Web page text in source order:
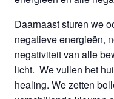
Daarnaast sturen we
negatieve energieën,
negativiteit van alle
licht. We vullen het
healing. We zetten